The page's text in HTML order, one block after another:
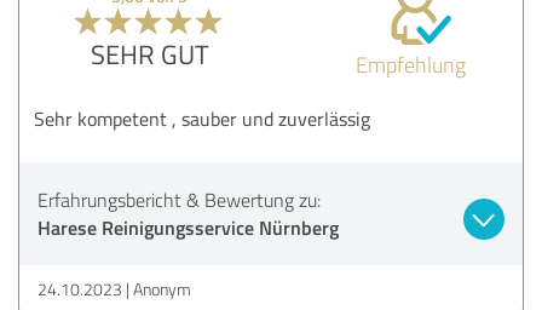
SEHR GUT Empfehlung
Sehr kompetent , sauber und zuverlässig
Erfahrungsbericht & Bewertung zu:
Harese Reinigungsservice Nürnberg
24.10.2023 Anonym